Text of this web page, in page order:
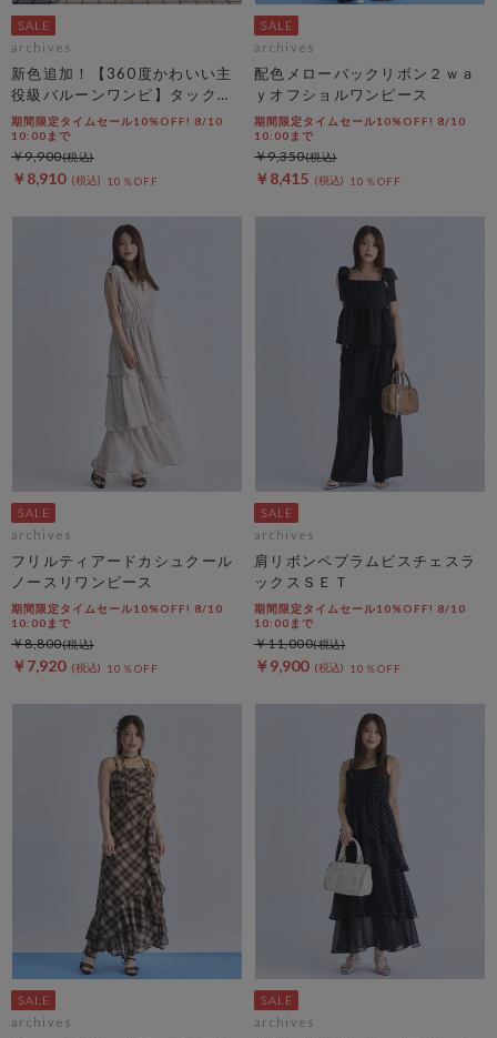
archives
新色追加！【360度かわいい主
役級バルーンワンピ】タックバ
ルーンノースリギャザーワンピ
ース
期間限定タイムセール10%OFF! 8/10
10:00まで
￥8,910 10％OFF
￥9,900
archives
配色メローバックリボン２ｗａ
ｙオフショルワンピース
期間限定タイムセール10%OFF! 8/10
10:00まで
￥8,415 10％OFF
￥9,350
archives
フリルティアードカシュクール
ノースリワンピース
期間限定タイムセール10%OFF! 8/10
10:00まで
￥7,920 10％OFF
￥8,800
archives
肩リボンペプラムビスチェスラ
ックスＳＥＴ
期間限定タイムセール10%OFF! 8/10
10:00まで
￥9,900 10％OFF
￥11,000
archives archives